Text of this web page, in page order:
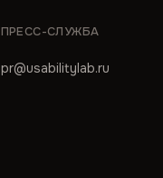
ПРЕСС-СЛУЖБА
pr@usabilitylab.ru